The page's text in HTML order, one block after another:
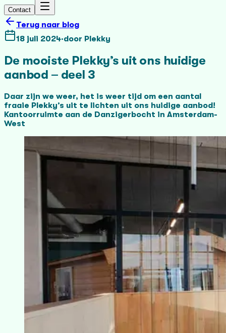
Contact
Terug naar blog
18 juli 2024·door Plekky
De mooiste Plekky’s uit ons huidige
aanbod – deel 3
Daar zijn we weer, het is weer tijd om een aantal
fraaie Plekky’s uit te lichten uit ons huidige aanbod!
Kantoorruimte aan de Danzigerbocht in Amsterdam-
West